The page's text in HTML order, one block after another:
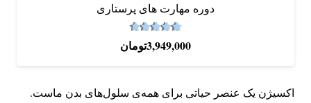
دوره‌ مهارت های پرستاری
از 5 3,949,000تومان
اکسیژن یک عنصر حیاتی برای همه‌ی سلول‌های بدن ماست.